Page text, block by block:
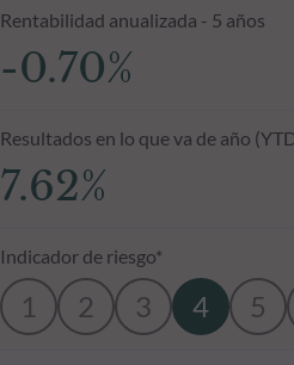
Rentabilidad anualizada - 5 años
-0.70%
Resultados en lo que va de año
7.62%
Indicador de riesgo*
1 2 3 4 5